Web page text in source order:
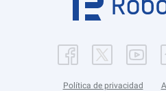
Política de privacidad